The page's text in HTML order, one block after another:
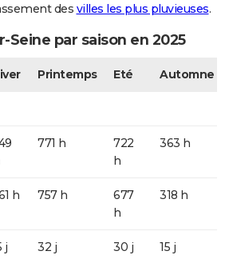
des villes les plus pluvieuses.
Seine par saison en 2025
Printemps Eté Automne
771 h
722
h
363 h
h 757 h
677
h
318 h
j 32 j 30 j 15 j